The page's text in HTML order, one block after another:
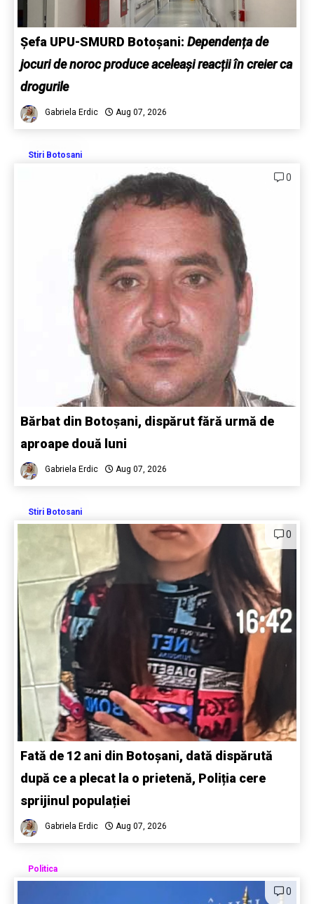
Șefa UPU-SMURD Botoșani: Dependența de
jocuri de noroc produce aceleași reacții în creier ca
drogurile
Gabriela Erdic Aug 07, 2026
Stiri Botosani
0
Bărbat din Botoșani, dispărut fără urmă de
aproape două luni
Gabriela Erdic Aug 07, 2026
Stiri Botosani
0
Fată de 12 ani din Botoșani, dată dispărută
după ce a plecat la o prietenă, Poliția cere
sprijinul populației
Gabriela Erdic Aug 07, 2026
Politica
0